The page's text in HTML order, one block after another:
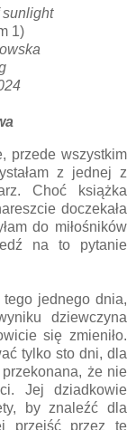
sunlight
1)
przede wszystkim
z jednej z
Choć książka
doczekała
do miłośników
na to pytanie
tego jednego dnia,
dziewczyna
się zmieniło.
tylko sto dni, dla
że nie
Jej dziadkowie
by znaleźć dla
przejść przez te